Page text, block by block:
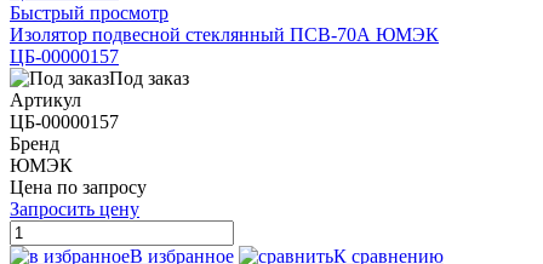
Быстрый просмотр
Изолятор подвесной стеклянный ПСВ-70А ЮМЭК
ЦБ-00000157
Под заказ
Артикул
ЦБ-00000157
Бренд
ЮМЭК
Цена по запросу
Запросить цену
В избранное
К сравнению